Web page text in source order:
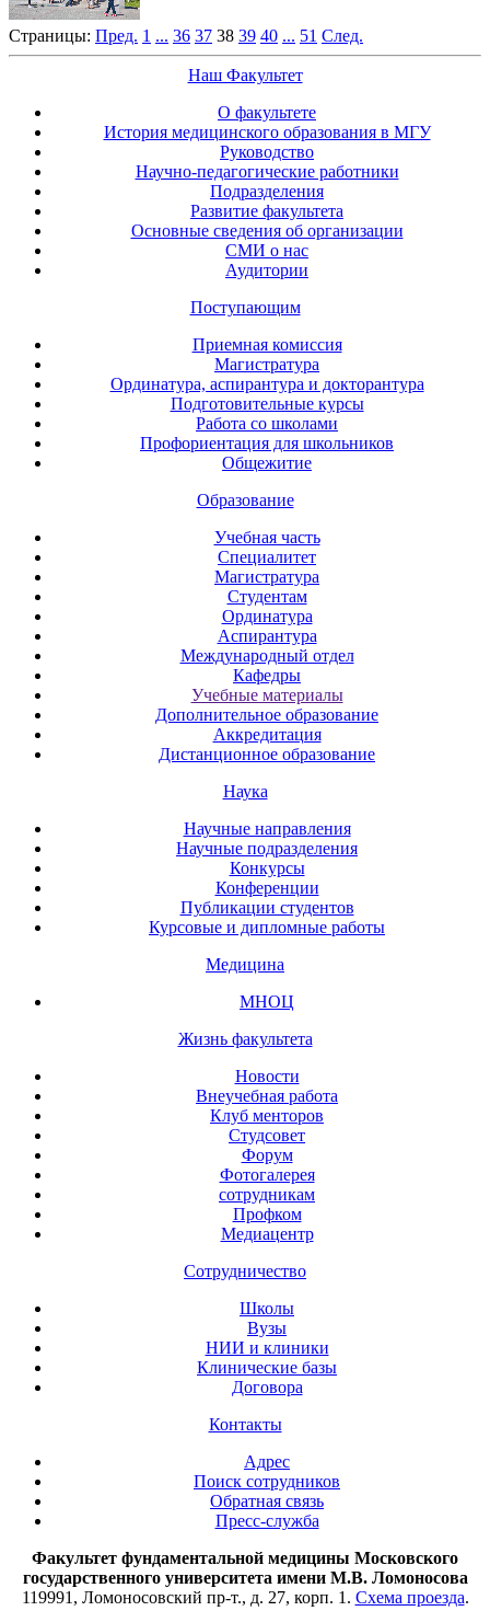
Страницы: Пред. 1 ... 36 37 38 39 40 ... 51 След.
Наш Факультет
О факультете
История медицинского образования в МГУ
Руководство
Научно-педагогические работники
Подразделения
Развитие факультета
Основные сведения об организации
СМИ о нас
Аудитории
Поступающим
Приемная комиссия
Магистратура
Ординатура, аспирантура и докторантура
Подготовительные курсы
Работа со школами
Профориентация для школьников
Общежитие
Образование
Учебная часть
Специалитет
Магистратура
Студентам
Ординатура
Аспирантура
Международный отдел
Кафедры
Учебные материалы
Дополнительное образование
Аккредитация
Дистанционное образование
Наука
Научные направления
Научные подразделения
Конкурсы
Конференции
Публикации студентов
Курсовые и дипломные работы
Медицина
МНОЦ
Жизнь факультета
Новости
Внеучебная работа
Клуб менторов
Студсовет
Форум
Фотогалерея
сотрудникам
Профком
Медиацентр
Сотрудничество
Школы
Вузы
НИИ и клиники
Клинические базы
Договора
Контакты
Адрес
Поиск сотрудников
Обратная связь
Пресс-служба
Факультет фундаментальной медицины Московского
государственного университета имени М.В. Ломоносова
119991, Ломоносовский пр-т., д. 27, корп. 1. Схема проезда.